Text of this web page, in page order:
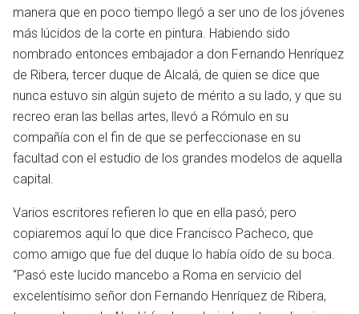
manera que en poco tiempo llegó a ser uno de los jóvenes
más lúcidos de la corte en pintura. Habiendo sido
nombrado entonces embajador a don Fernando Henríquez
de Ribera, tercer duque de Alcalá, de quien se dice que
nunca estuvo sin algún sujeto de mérito a su lado, y que su
recreo eran las bellas artes, llevó a Rómulo en su
compañía con el fin de que se perfeccionase en su
facultad con el estudio de los grandes modelos de aquella
capital.
Varios escritores refieren lo que en ella pasó; pero
copiaremos aquí lo que dice Francisco Pacheco, que
como amigo que fue del duque lo había oído de su boca.
“Pasó este lucido mancebo a Roma en servicio del
excelentísimo señor don Fernando Henríquez de Ribera,